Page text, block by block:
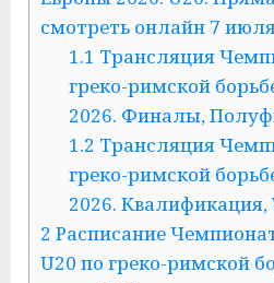
смотреть онлайн 7
1.1 Трансляция
греко-римской
2026. Финалы,
1.2 Трансляция
греко-римской
2026.
2 Расписание
U20 по греко-римской